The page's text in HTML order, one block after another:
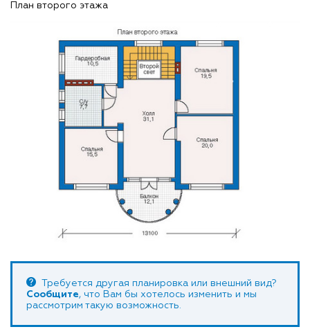
План второго этажа
Требуется другая планировка или внешний вид?
Сообщите, что Вам бы хотелось изменить и мы
рассмотрим такую возможность.